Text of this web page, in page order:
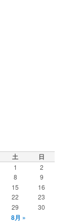
土 日
1
2
8
9
15
16
22
23
29 30
8月 »